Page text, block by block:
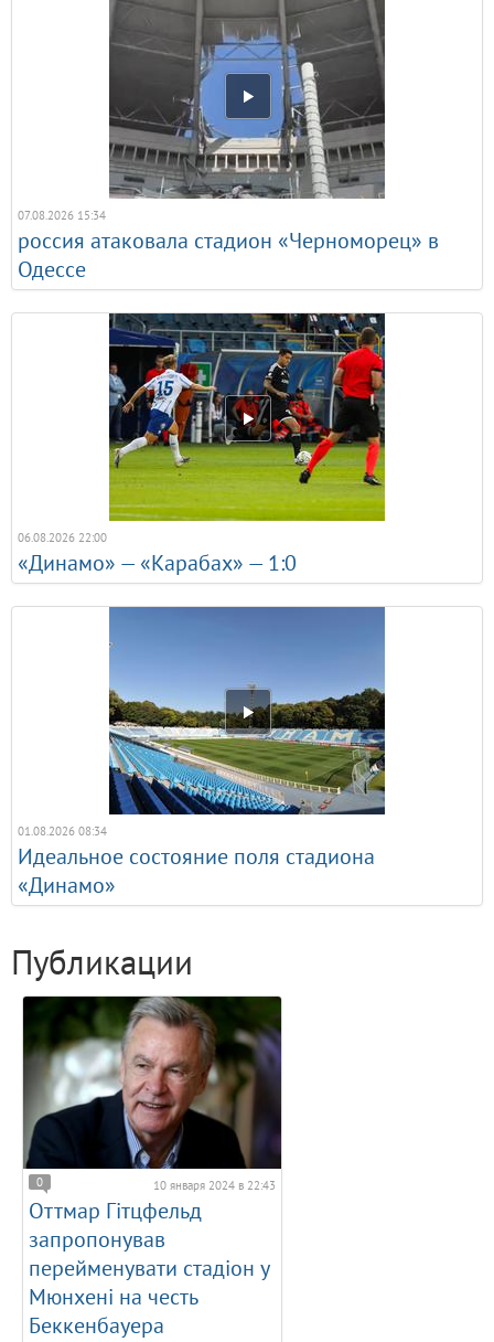
07.08.2026 15:34
россия атаковала стадион «Черноморец» в
Одессе
06.08.2026 22:00
«Динамо» — «Карабах» — 1:0
01.08.2026 08:34
Идеальное состояние поля стадиона
«Динамо»
Публикации
0 10 января 2024 в 22:43
Оттмар Гітцфельд
запропонував
перейменувати стадіон у
Мюнхені на честь
Беккенбауера